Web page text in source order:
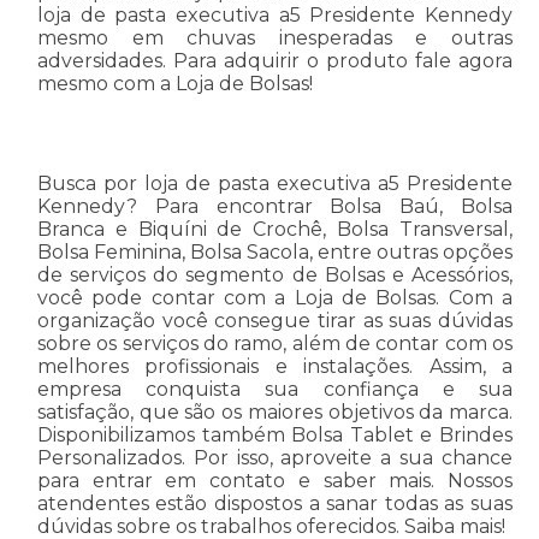
loja de pasta executiva a5 Presidente Kennedy
mesmo em chuvas inesperadas e outras
adversidades. Para adquirir o produto fale agora
mesmo com a Loja de Bolsas!
Busca por loja de pasta executiva a5 Presidente
Kennedy? Para encontrar Bolsa Baú, Bolsa
Branca e Biquíni de Crochê, Bolsa Transversal,
Bolsa Feminina, Bolsa Sacola, entre outras opções
de serviços do segmento de Bolsas e Acessórios,
você pode contar com a Loja de Bolsas. Com a
organização você consegue tirar as suas dúvidas
sobre os serviços do ramo, além de contar com os
melhores profissionais e instalações. Assim, a
empresa conquista sua confiança e sua
satisfação, que são os maiores objetivos da marca.
Disponibilizamos também Bolsa Tablet e Brindes
Personalizados. Por isso, aproveite a sua chance
para entrar em contato e saber mais. Nossos
atendentes estão dispostos a sanar todas as suas
dúvidas sobre os trabalhos oferecidos. Saiba mais!